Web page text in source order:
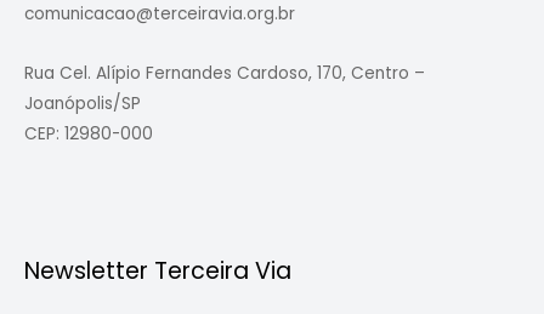
comunicacao@terceiravia.org.br
Rua Cel. Alípio Fernandes Cardoso, 170, Centro –
Joanópolis/SP
CEP: 12980-000
Newsletter Terceira Via